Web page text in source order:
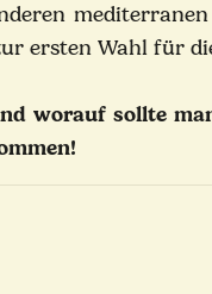
ersten Wahl für
worauf sollte